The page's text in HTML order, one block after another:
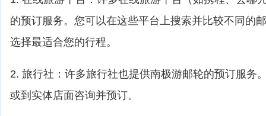
的预订服务。您可以在这些平台上搜索并比较不同的
选择最适合您的行程。
2. 旅行社：许多旅行社也提供南极游邮轮的预订服务
或到实体店面咨询并预订。